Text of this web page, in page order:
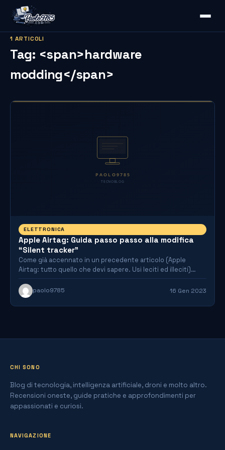
1 ARTICOLI
Tag: <span>hardware
modding</span>
ELETTRONICA
Apple Airtag: Guida passo passo alla modifica
“Silent tracker”
Come già accennato in un precedente articolo (Apple
Airtag: tutto quello che devi sapere. Usi leciti ed illeciti)…
paolo9785 16 Gen 2023
CHI SONO
Blog di tecnologia, intelligenza artificiale, droni e molto altro.
Recensioni oneste, guide pratiche e approfondimenti per
appassionati e curiosi.
NAVIGAZIONE